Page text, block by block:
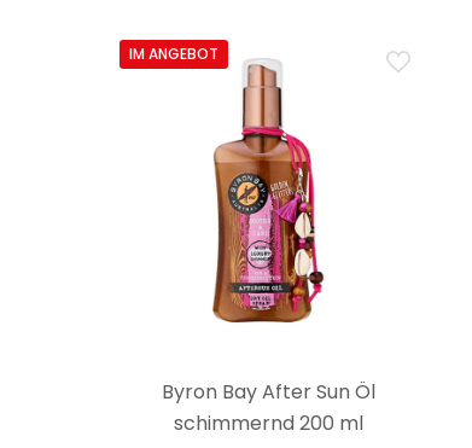
IM ANGEBOT
Byron Bay After Sun Öl
schimmernd 200 ml